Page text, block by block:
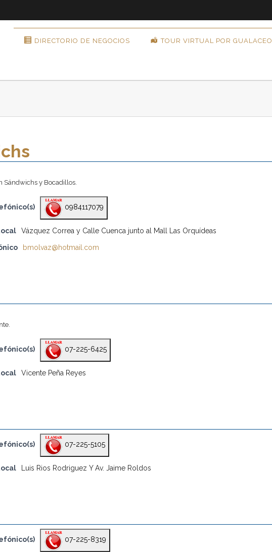
DIRECTORIO DE NEGOCIOS TOUR VIRTUAL POR GUALACEO
Sándwichs y Bocadillos.
0984117079
Vázquez Correa y Calle Cuenca junto al Mall Las Orquídeas
bmolvaz@hotmail.com
07-225-6425
Vicente Peña Reyes
07-225-5105
Luis Rios Rodriguez Y Av. Jaime Roldos
07-225-8319